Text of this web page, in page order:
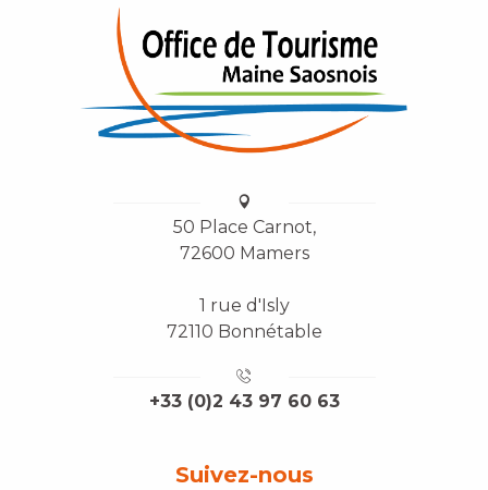
50 Place Carnot,
72600 Mamers
1 rue d'Isly
72110 Bonnétable
+33 (0)2 43 97 60 63
Suivez-nous